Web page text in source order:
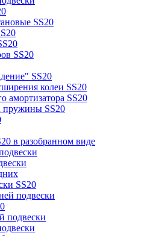
SS20
SS20
SS20
колеи SS20
амортизатора SS20
пружины SS20
в разобранном виде
SS20
подвески
подвески